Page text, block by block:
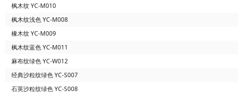
枫木纹 YC-M010
枫木纹浅色 YC-M008
橡木纹 YC-M009
枫木纹蓝色 YC-M011
麻布纹绿色 YC-W012
经典沙粒纹绿色 YC-S007
石英沙粒纹绿色 YC-S008